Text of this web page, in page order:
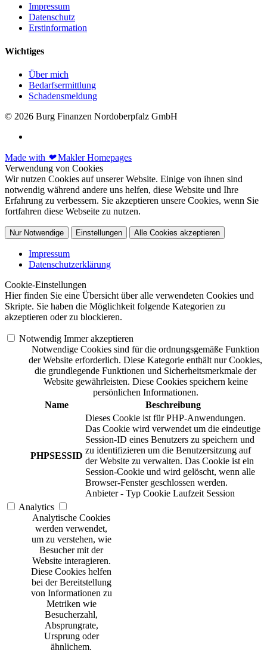
Impressum
Datenschutz
Erstinformation
Wichtiges
Über mich
Bedarfsermittlung
Schadensmeldung
© 2026 Burg Finanzen Nordoberpfalz GmbH
Made with ❤Makler Homepages
Verwendung von Cookies
Wir nutzen Cookies auf unserer Website. Einige von ihnen sind
notwendig während andere uns helfen, diese Website und Ihre
Erfahrung zu verbessern. Sie akzeptieren unsere Cookies, wenn Sie
fortfahren diese Webseite zu nutzen.
Nur Notwendige Einstellungen Alle Cookies akzeptieren
Impressum
Datenschutzerklärung
Cookie-Einstellungen
Hier finden Sie eine Übersicht über alle verwendeten Cookies und
Skripte. Sie haben die Möglichkeit folgende Kategorien zu
akzeptieren oder zu blockieren.
Notwendig Immer akzeptieren
Notwendige Cookies sind für die ordnungsgemäße Funktion
der Website erforderlich. Diese Kategorie enthält nur Cookies,
die grundlegende Funktionen und Sicherheitsmerkmale der
Website gewährleisten. Diese Cookies speichern keine
persönlichen Informationen.
Name
Beschreibung
PHPSESSID
Dieses Cookie ist für PHP-Anwendungen.
Das Cookie wird verwendet um die eindeutige
Session-ID eines Benutzers zu speichern und
zu identifizieren um die Benutzersitzung auf
der Website zu verwalten. Das Cookie ist ein
Session-Cookie und wird gelöscht, wenn alle
Browser-Fenster geschlossen werden.
Anbieter - Typ Cookie Laufzeit Session
Analytics
Analytische Cookies
werden verwendet,
um zu verstehen, wie
Besucher mit der
Website interagieren.
Diese Cookies helfen
bei der Bereitstellung
von Informationen zu
Metriken wie
Besucherzahl,
Absprungrate,
Ursprung oder
ähnlichem.